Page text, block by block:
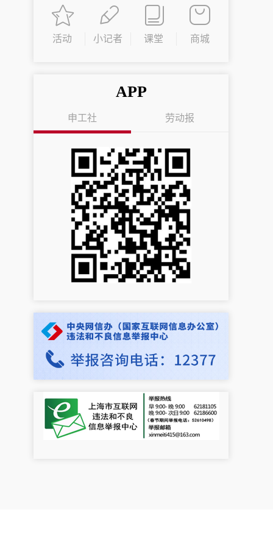
活动 小记者 课堂 商城
APP
申工社 劳动报